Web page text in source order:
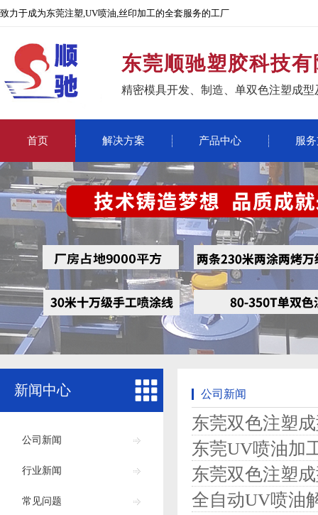
致力于成为东莞注塑,UV喷油,丝印加工的全套服务的工厂
东莞顺驰塑胶科技
精密模具开发、制造、单双色注塑成
首页 解决方案 产品中心 服
新闻中心
公司新闻
行业新闻
常见问题
公司新闻
东莞双色注塑
东莞UV喷油加
东莞双色注塑
全自动UV喷油